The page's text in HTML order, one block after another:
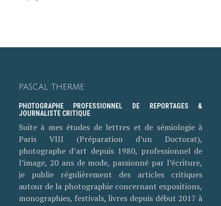
PASCAL THERME
PHOTOGRAPHE PROFESSIONNEL DE REPORTAGES &
JOURNALISTE CRITIQUE
Suite à mes études de lettres et de sémiologie à
Paris VIII (Préparation d’un Doctorat),
photographe d’art depuis 1980, professionnel de
l’image, 20 ans de mode, passionné par l’écriture,
je publie régulièrement des articles critiques
autour de la photographie concernant expositions,
monographies, festivals, livres depuis début 2017 à